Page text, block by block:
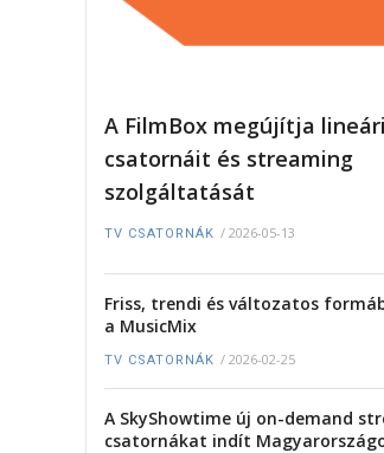
A FilmBox megújítja
csatornáit és streaming
szolgáltatását
TV CSATORNÁK / 2026-05-13
Friss, trendi és változatos
a MusicMix
TV CSATORNÁK / 2026-02-25
A SkyShowtime új on-demand
csatornákat indít